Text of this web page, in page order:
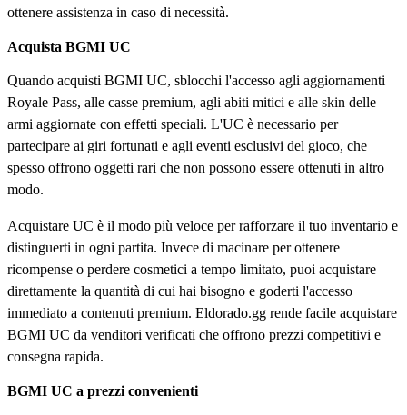
ottenere assistenza in caso di necessità.
Acquista BGMI UC
Quando acquisti BGMI UC, sblocchi l'accesso agli aggiornamenti
Royale Pass, alle casse premium, agli abiti mitici e alle skin delle
armi aggiornate con effetti speciali. L'UC è necessario per
partecipare ai giri fortunati e agli eventi esclusivi del gioco, che
spesso offrono oggetti rari che non possono essere ottenuti in altro
modo.
Acquistare UC è il modo più veloce per rafforzare il tuo inventario e
distinguerti in ogni partita. Invece di macinare per ottenere
ricompense o perdere cosmetici a tempo limitato, puoi acquistare
direttamente la quantità di cui hai bisogno e goderti l'accesso
immediato a contenuti premium. Eldorado.gg rende facile acquistare
BGMI UC da venditori verificati che offrono prezzi competitivi e
consegna rapida.
BGMI UC a prezzi convenienti